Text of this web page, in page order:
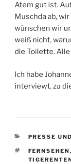
Atem gut ist.
Muschda ab,
wünschen wir
weiß nicht,
die Toilette.
Ich habe
interviewt, zu
KATEGORIEN
PRESSE
FERNSEHEN ,